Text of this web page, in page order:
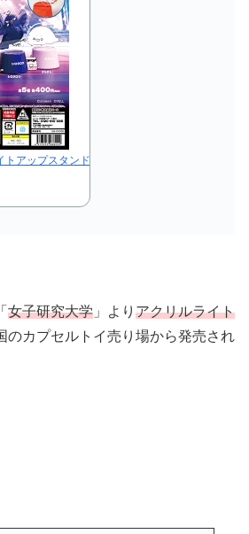
トアップスタンド 全5種セット【2025年4月発売
女子研究大学 」より アクリルライト
のカプセルトイ売り場から発売され